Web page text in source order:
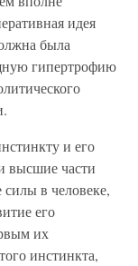
идея
была
гипертрофию
и его
высшие части
силы в человеке,
его
их
инстинкта,